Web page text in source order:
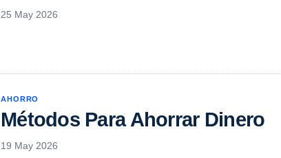
25 May 2026
AHORRO
Métodos Para Ahorrar Dinero
19 May 2026